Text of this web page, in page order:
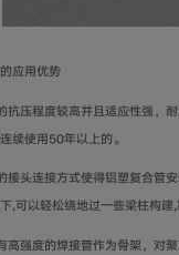
应用优势
抗压程度较高并且适应性强，
续使用50年以上的。
接头连接方式使得铝塑复合管
,可以轻松绕地过一些梁柱构建,
高强度的焊接管作为骨架，对